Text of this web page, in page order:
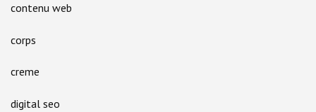
contenu web
corps
creme
digital seo